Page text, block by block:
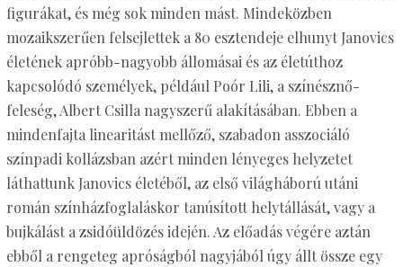
figurákat, és még sok minden mást. Mindeközben
mozaikszerűen felsejlettek a 80 esztendeje elhunyt Janovics
életének apróbb-nagyobb állomásai és az életúthoz
kapcsolódó személyek, például Poór Lili, a színésznő-
feleség, Albert Csilla nagyszerű alakításában. Ebben a
mindenfajta linearitást mellőző, szabadon asszociáló
színpadi kollázsban azért minden lényeges helyzetet
láthattunk Janovics életéből, az első világháború utáni
román színházfoglaláskor tanúsított helytállását, vagy a
bujkálást a zsidóüldözés idején. Az előadás végére aztán
ebből a rengeteg apróságból nagyjából úgy állt össze egy